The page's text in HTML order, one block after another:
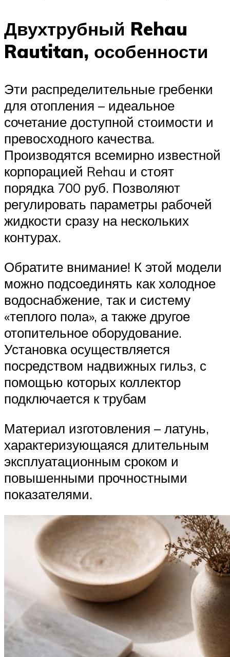
Двухтрубный Rehau
Rautitan, особенности
Эти распределительные гребенки
для отопления – идеальное
сочетание доступной стоимости и
превосходного качества.
Производятся всемирно известной
корпорацией Rehau и стоят
порядка 700 руб. Позволяют
регулировать параметры рабочей
жидкости сразу на нескольких
контурах.
Обратите внимание! К этой модели
можно подсоединять как холодное
водоснабжение, так и систему
«теплого пола», а также другое
отопительное оборудование.
Установка осуществляется
посредством надвижных гильз, с
помощью которых коллектор
подключается к трубам
Материал изготовления – латунь,
характеризующаяся длительным
эксплуатационным сроком и
повышенными прочностными
показателями.